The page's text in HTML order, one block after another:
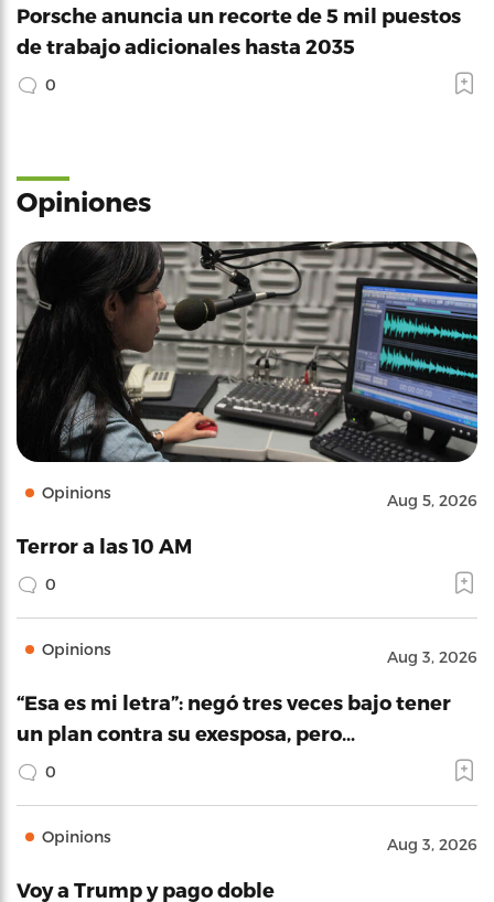
Porsche anuncia un recorte de 5 mil puestos
de trabajo adicionales hasta 2035
0
Opiniones
Opinions Aug 5, 2026
Terror a las 10 AM
0
Opinions Aug 3, 2026
“Esa es mi letra”: negó tres veces bajo tener
un plan contra su exesposa, pero…
0
Opinions Aug 3, 2026
Voy a Trump y pago doble